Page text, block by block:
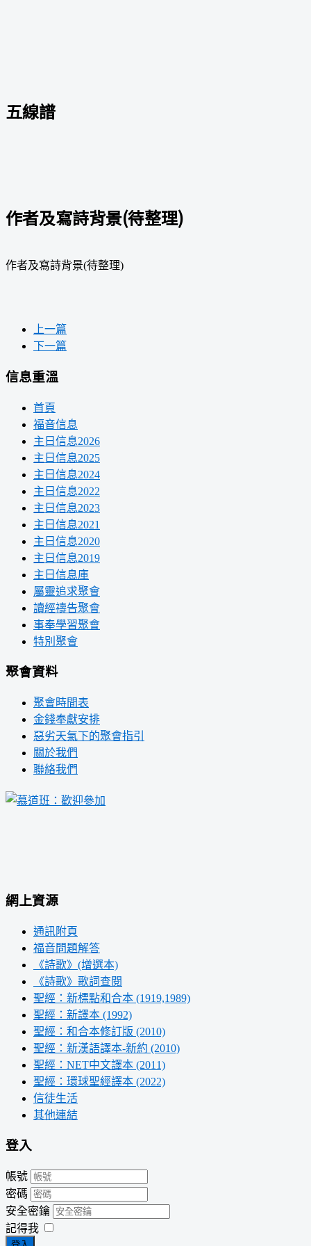
五線譜
作者及寫詩背景(待整理)
作者及寫詩背景(待整理)
上一篇
下一篇
信息重溫
首頁
福音信息
主日信息2026
主日信息2025
主日信息2024
主日信息2022
主日信息2023
主日信息2021
主日信息2020
主日信息2019
主日信息庫
屬靈追求聚會
讀經禱告聚會
事奉學習聚會
特別聚會
聚會資料
聚會時間表
金錢奉獻安排
惡劣天氣下的聚會指引
關於我們
聯絡我們
網上資源
通訊附頁
福音問題解答
《詩歌》(增選本)
《詩歌》歌詞查閱
聖經：新標點和合本 (1919,1989)
聖經：新譯本 (1992)
聖經：和合本修訂版 (2010)
聖經：新漢語譯本-新約 (2010)
聖經：NET中文譯本 (2011)
聖經：環球聖經譯本 (2022)
信徒生活
其他連結
登入
帳號
密碼
安全密鑰
記得我